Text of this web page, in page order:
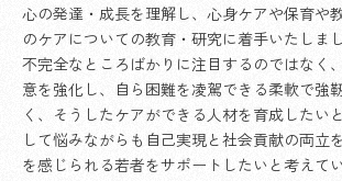
心の発達・成長を理解し、心身ケアや保育や
のケアについての教育・研究に着手いたしま
不完全なところばかりに注目するのではなく
意を強化し、自ら困難を凌駕できる柔軟で強
く、そうしたケアができる人材を育成したい
して悩みながらも自己実現と社会貢献の両立
を感じられる若者をサポートしたいと考えてい